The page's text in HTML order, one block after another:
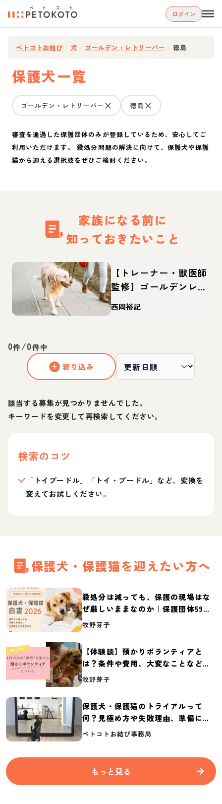
ログイン
ペトコトお結び 犬 ゴールデン・レトリーバー 徳島
保護犬一覧
ゴールデン・レトリーバー 徳島
審査を通過した保護団体のみが登録しているため、安心してご
利用いただけます。 殺処分問題の解決に向けて、保護犬や保護
猫から迎える選択肢をぜひご検討ください。
家族になる前に
知っておきたいこと
【トレーナー・獣医師
監修】ゴールデンレト
リーバーってどんな
犬？性格・特徴・育て
西岡裕記
0件/0件中
絞り込み
該当する募集が見つかりませんでした。
キーワードを変更して再検索してください。
検索のコツ
「トイプードル」「トイ・プードル」など、変換を
変えてお試しください。
保護犬・保護猫を迎えたい方へ
殺処分は減っても、保護の現場はな
ぜ厳しいままなのか｜保護団体59団
体の実態調査【保護犬・保護猫白書
牧野芽子
【体験談】預かりボランティアと
は？条件や費用、大変なことなど紹
介
牧野芽子
保護犬・保護猫のトライアルって
何？見極め方や失敗理由、準備に必
要なものを紹介
ペトコトお結び事務局
もっと見る